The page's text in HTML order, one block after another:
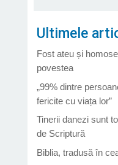
Ultimele
Fost ateu și
povestea
„99% dintre
fericite cu viața lor”
Tinerii danezi sunt
de Scriptură
Biblia, tradusă în